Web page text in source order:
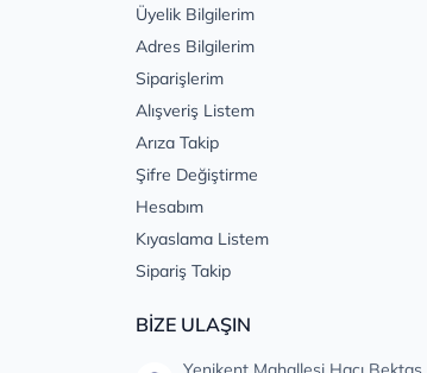
Üyelik Bilgilerim
Adres Bilgilerim
Siparişlerim
Alışveriş Listem
Arıza Takip
Şifre Değiştirme
Hesabım
Kıyaslama Listem
Sipariş Takip
BİZE ULAŞIN